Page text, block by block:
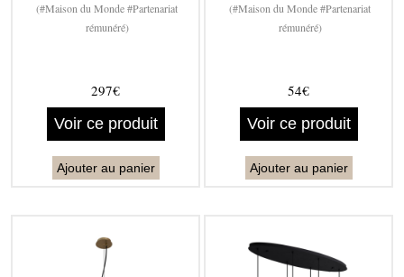
(#Maison du Monde #Partenariat
rémunéré)
297€
Voir ce produit
Ajouter au panier
(#Maison du Monde #Partenariat
rémunéré)
54€
Voir ce produit
Ajouter au panier